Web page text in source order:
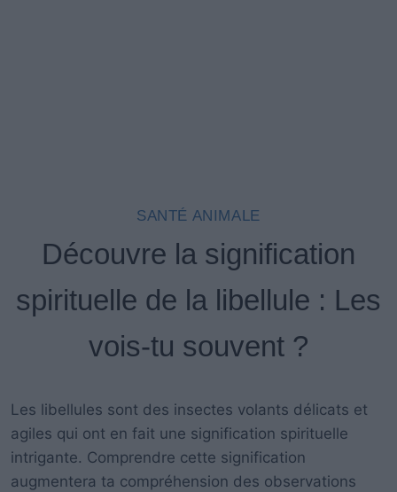
SANTÉ ANIMALE
Découvre la signification
spirituelle de la libellule : Les
vois-tu souvent ?
Les libellules sont des insectes volants délicats et
agiles qui ont en fait une signification spirituelle
intrigante. Comprendre cette signification
augmentera ta compréhension des observations